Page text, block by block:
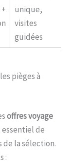
unique,
visites
guidées
pièges à
offres voyage
de
la sélection.
: